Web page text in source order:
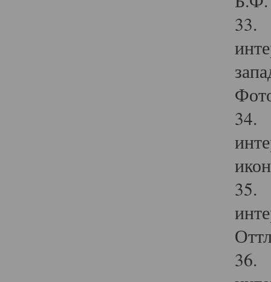
33.
34.
35.
36.